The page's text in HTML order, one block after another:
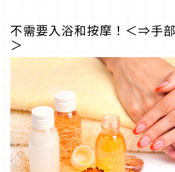
不需要入浴和按摩！＜⇒手
＞